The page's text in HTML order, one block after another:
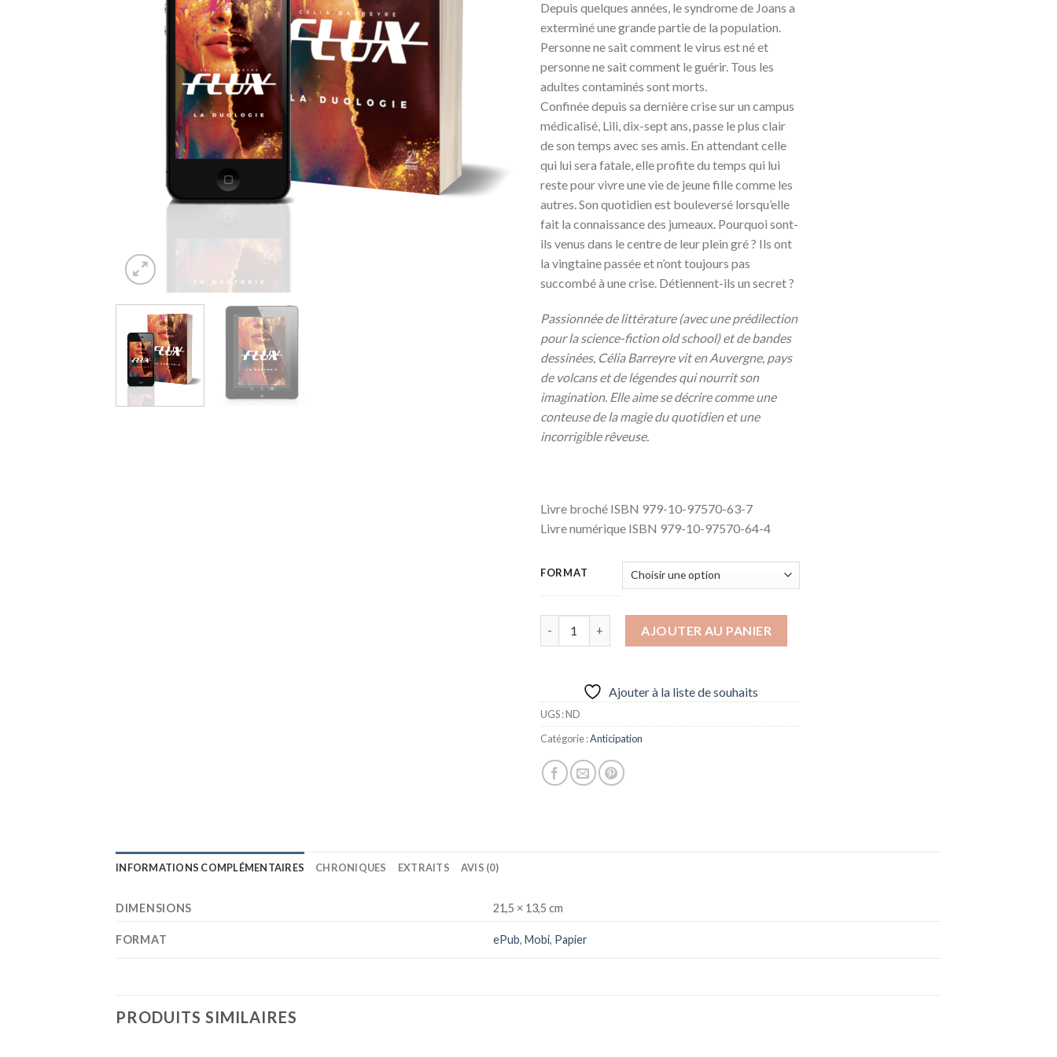
Depuis quelques années, le syndrome de Joans a
exterminé une grande partie de la population.
Personne ne sait comment le virus est né et
personne ne sait comment le guérir. Tous les
adultes contaminés sont morts.
Confinée depuis sa dernière crise sur un campus
médicalisé, Lili, dix-sept ans, passe le plus clair
de son temps avec ses amis. En attendant celle
qui lui sera fatale, elle profite du temps qui lui
reste pour vivre une vie de jeune fille comme les
autres. Son quotidien est bouleversé lorsqu’elle
fait la connaissance des jumeaux. Pourquoi sont-
ils venus dans le centre de leur plein gré ? Ils ont
la vingtaine passée et n’ont toujours pas
succombé à une crise. Détiennent-ils un secret ?
Passionnée de littérature (avec une prédilection
pour la science-fiction old school) et de bandes
dessinées, Célia Barreyre vit en Auvergne, pays
de volcans et de légendes qui nourrit son
imagination. Elle aime se décrire comme une
conteuse de la magie du quotidien et une
incorrigible rêveuse.
Livre broché ISBN 979-10-97570-63-7
Livre numérique ISBN 979-10-97570-64-4
FORMAT
AJOUTER AU PANIER
Ajouter à la liste de souhaits
UGS :ND
Catégorie :Anticipation
INFORMATIONS COMPLÉMENTAIRES CHRONIQUES EXTRAITS AVIS (0)
DIMENSIONS 21,5 × 13,5 cm
FORMAT ePub,Mobi, Papier
PRODUITS SIMILAIRES